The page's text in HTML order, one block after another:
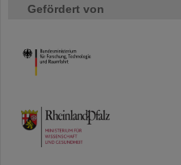
Gefördert von
HMWK
TMWWDG